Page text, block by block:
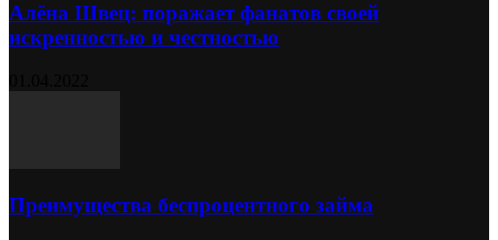
Алёна Швец: поражает фанатов своей
искренностью и честностью
Преимущества беспроцентного займа